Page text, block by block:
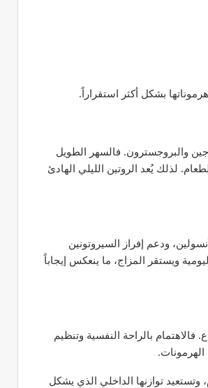
بشكل أكثر استقراراً.
والبروجسترون. فالسهر الطويل
لذلك يُعد الروتين الليلي الهادئ
ودعم إفراز السيروتونين
ويستقر المزاج، ما ينعكس إيجاباً
بالراحة النفسية وتنظيم
وتستعيد توازنها الداخلي الذي يشكل